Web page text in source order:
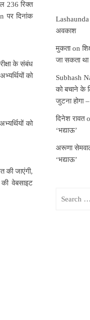
236 रिक्त
पर दिनांक
के संबंध
को
को
की जाएंगी,
वेबसाइट
Lashaunda
अवकाश
मुकताon
जा सकता था
Subhash
को बचाने के
जुटना होगा
दिनेश रावत
‘भद्याऊ’
अरूणा
‘भद्याऊ’